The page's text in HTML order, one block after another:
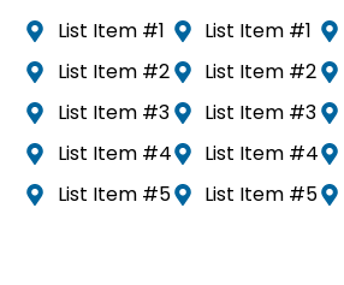
List Item #1
List Item #2
List Item #3
List Item #4
List Item #5
List Item #1
List Item #2
List Item #3
List Item #4
List Item #5